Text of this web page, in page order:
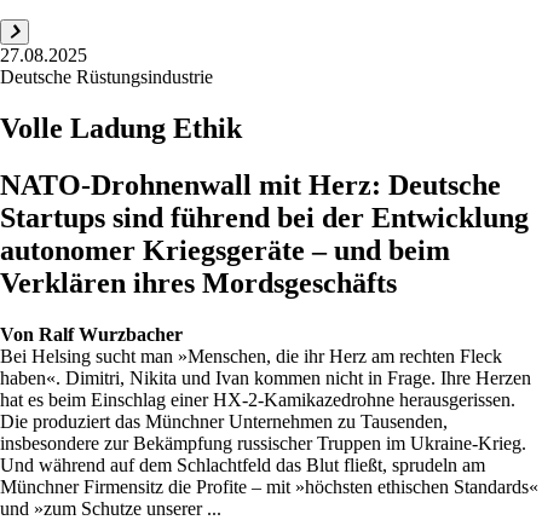
27.08.2025
Deutsche Rüstungsindustrie
Volle Ladung Ethik
NATO-Drohnenwall mit Herz: Deutsche
Startups sind führend bei der Entwicklung
autonomer Kriegsgeräte – und beim
Verklären ihres Mordsgeschäfts
Von Ralf Wurzbacher
Bei Helsing sucht man »Menschen, die ihr Herz am rechten Fleck
haben«. Dimitri, Nikita und Ivan kommen nicht in Frage. Ihre Herzen
hat es beim Einschlag einer HX-2-Kamikazedrohne herausgerissen.
Die produziert das Münchner Unternehmen zu Tausenden,
insbesondere zur Bekämpfung russischer Truppen im Ukraine-Krieg.
Und während auf dem Schlachtfeld das Blut fließt, sprudeln am
Münchner Firmensitz die Profite – mit »höchsten ethischen Standards«
und »zum Schutze unserer ...